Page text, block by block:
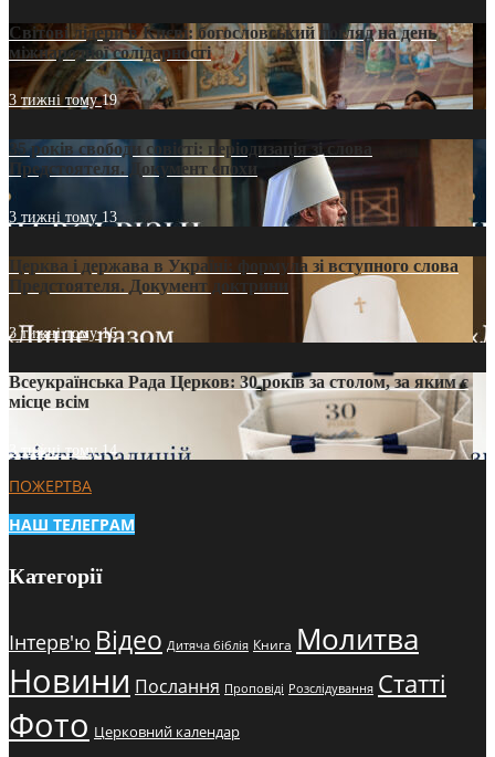
Світові лідери в Києві: богословський погляд на день
міжнародної солідарності
3 тижні тому19
35 років свободи совісті: періодизація зі слова
Предстоятеля. Документ епохи
3 тижні тому 13
Церква і держава в Україні: формула зі вступного слова
Предстоятеля. Документ доктрини
3 тижні тому16
Всеукраїнська Рада Церков: 30 років за столом, за яким є
місце всім
3 тижні тому14
ПОЖЕРТВА
НАШ ТЕЛЕГРАМ
Категорії
Інтерв'ю Відео Дитяча біблія Книга Молитва
Новини Послання Проповіді Розслідування Статті
Фото Церковний календар